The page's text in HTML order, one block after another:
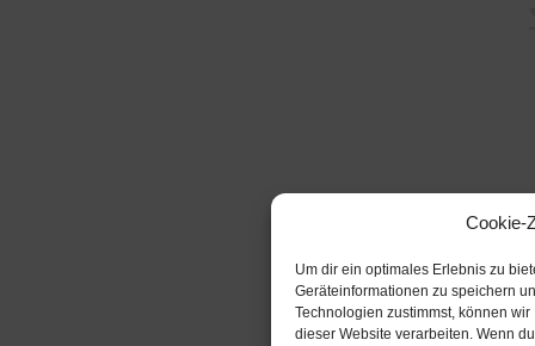
Cookie-
Um dir ein optimales Erlebnis zu
Geräteinformationen zu speichern
Technologien zustimmst, können
dieser Website verarbeiten. Wenn